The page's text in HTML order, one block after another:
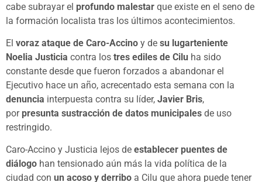
cabe subrayar el profundo malestar que existe en el seno de
la formación localista tras los últimos acontecimientos.
El voraz ataque de Caro-Accino y de su lugarteniente
Noelia Justicia contra los tres ediles de Cilu ha sido
constante desde que fueron forzados a abandonar el
Ejecutivo hace un año, acrecentado esta semana con la
denuncia interpuesta contra su líder, Javier Bris,
por presunta sustracción de datos municipales de uso
restringido.
Caro-Accino y Justicia lejos de establecer puentes de
diálogo han tensionado aún más la vida política de la
ciudad con un acoso y derribo a Cilu que ahora puede tener